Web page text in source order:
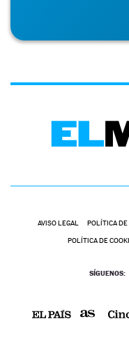
AVISO LEGAL POLÍTICA DE
POLÍTICA DE
SÍGUENOS: